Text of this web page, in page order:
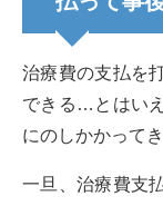
治療費の支払を
できる…とはい
にのしかかってき
一旦、治療費支